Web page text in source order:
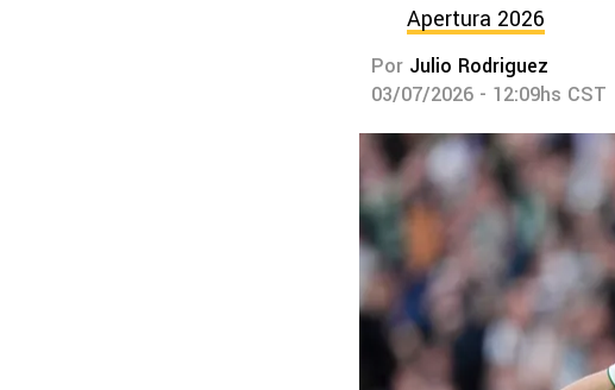
Apertura 2026
Por Julio Rodriguez
03/07/2026 - 12:09hs CST